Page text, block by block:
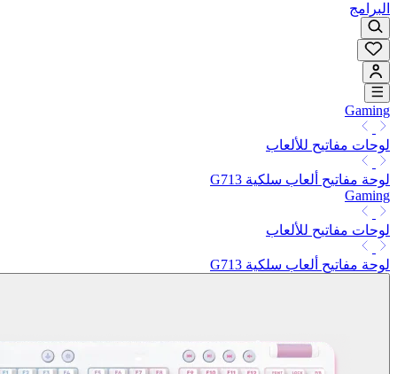
البرامج
Gaming
لوحات مفاتيح للألعاب
لوحة مفاتيح ألعاب سلكية G713
Gaming
لوحات مفاتيح للألعاب
لوحة مفاتيح ألعاب سلكية G713